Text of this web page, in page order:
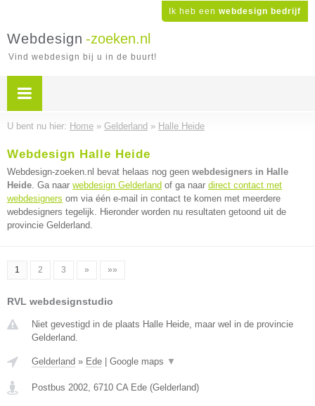
Ik heb een webdesign bedrijf
Webdesign -zoeken.nl
Vind webdesign bij u in de buurt!
U bent nu hier: Home » Gelderland » Halle Heide
Webdesign Halle Heide
Webdesign-zoeken.nl bevat helaas nog geen webdesigners in Halle
Heide. Ga naar webdesign Gelderland of ga naar direct contact met
webdesigners om via één e-mail in contact te komen met meerdere
webdesigners tegelijk. Hieronder worden nu resultaten getoond uit de
provincie Gelderland.
1 2 3 » »»
RVL webdesignstudio
Niet gevestigd in de plaats Halle Heide, maar wel in de provincie
Gelderland.
Gelderland » Ede Google maps ▼
Postbus 2002, 6710 CA Ede (Gelderland)